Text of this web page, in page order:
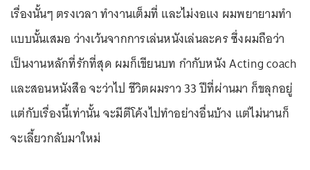
เรื่องนั้นๆ ตรงเวลา ทำงานเต็มที่ และไม่งอแง ผมพยายามทำ
แบบนั้นเสมอ ว่างเว้นจากการเล่นหนังเล่นละคร ซึ่งผมถือว่า
เป็นงานหลักที่รักที่สุด ผมก็เขียนบท กำกับหนัง Acting coach
และสอนหนังสือ จะว่าไป ชีวิตผมราว 33 ปีที่ผ่านมา ก็ขลุกอยู่
แต่กับเรื่องนี้เท่านั้น จะมีตีโค้งไปทำอย่างอื่นบ้าง แต่ไม่นานก็
จะเลี้ยวกลับมาใหม่